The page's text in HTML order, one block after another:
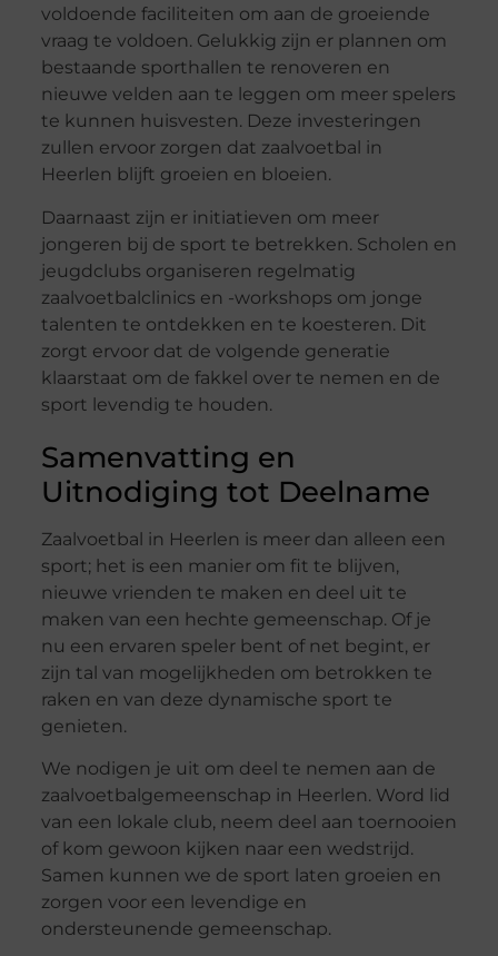
voldoende faciliteiten om aan de groeiende
vraag te voldoen. Gelukkig zijn er plannen om
bestaande sporthallen te renoveren en
nieuwe velden aan te leggen om meer spelers
te kunnen huisvesten. Deze investeringen
zullen ervoor zorgen dat zaalvoetbal in
Heerlen blijft groeien en bloeien.
Daarnaast zijn er initiatieven om meer
jongeren bij de sport te betrekken. Scholen en
jeugdclubs organiseren regelmatig
zaalvoetbalclinics en -workshops om jonge
talenten te ontdekken en te koesteren. Dit
zorgt ervoor dat de volgende generatie
klaarstaat om de fakkel over te nemen en de
sport levendig te houden.
Samenvatting en
Uitnodiging tot Deelname
Zaalvoetbal in Heerlen is meer dan alleen een
sport; het is een manier om fit te blijven,
nieuwe vrienden te maken en deel uit te
maken van een hechte gemeenschap. Of je
nu een ervaren speler bent of net begint, er
zijn tal van mogelijkheden om betrokken te
raken en van deze dynamische sport te
genieten.
We nodigen je uit om deel te nemen aan de
zaalvoetbalgemeenschap in Heerlen. Word lid
van een lokale club, neem deel aan toernooien
of kom gewoon kijken naar een wedstrijd.
Samen kunnen we de sport laten groeien en
zorgen voor een levendige en
ondersteunende gemeenschap.